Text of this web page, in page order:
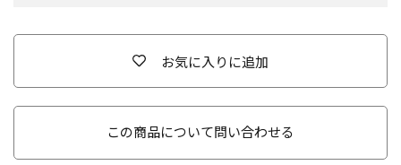
お気に入りに追加
この商品について問い合わせる